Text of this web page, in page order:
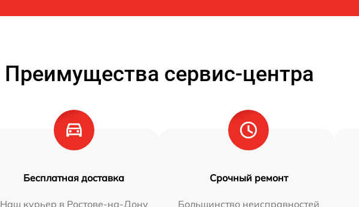
Преимущества сервис-центра
Бесплатная доставка
Наш курьер в Ростове-на-Дону
Срочный ремонт
Большинство неисправностей